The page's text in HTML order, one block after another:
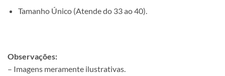
Tamanho Único (Atende do 33 ao 40).
Observações:
– Imagens meramente ilustrativas.